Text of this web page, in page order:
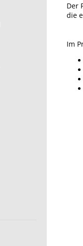
Der
die
Im